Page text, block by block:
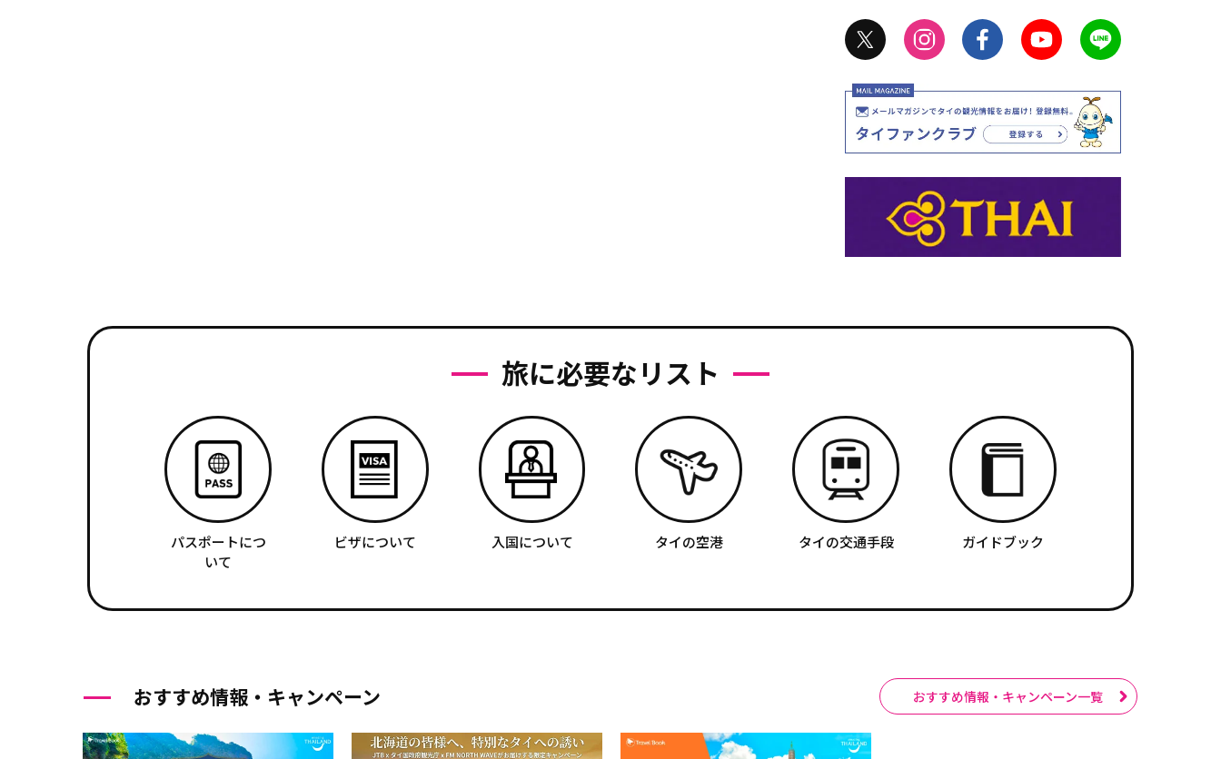
旅に必要なリスト
パスポートにつ
いて
ビザについて 入国について タイの空港 タイの交通手段 ガイドブック
おすすめ情報・キャンペーン おすすめ情報・キャンペーン一覧